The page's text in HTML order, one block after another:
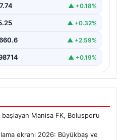
fiyatları
▲ +0.18%
▲ +0.32%
▲ +2.59%
▲ +0.19%
Manisa FK, Boluspor’u
ekranı 2026: Büyükbaş ve